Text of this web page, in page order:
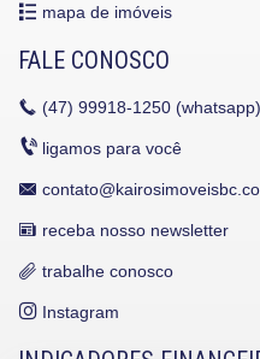
mapa de imóveis
FALE CONOSCO
(47) 99918-1250 (whatsapp)
ligamos para você
receba nosso newsletter
trabalhe conosco
Instagram